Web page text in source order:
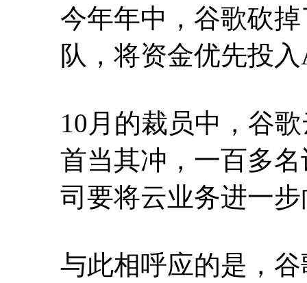
今年年中，谷歌砍
队，将资金优先投
10月的裁员中，谷
首当其冲，一百多
司要将云业务进一
与此相呼应的是，